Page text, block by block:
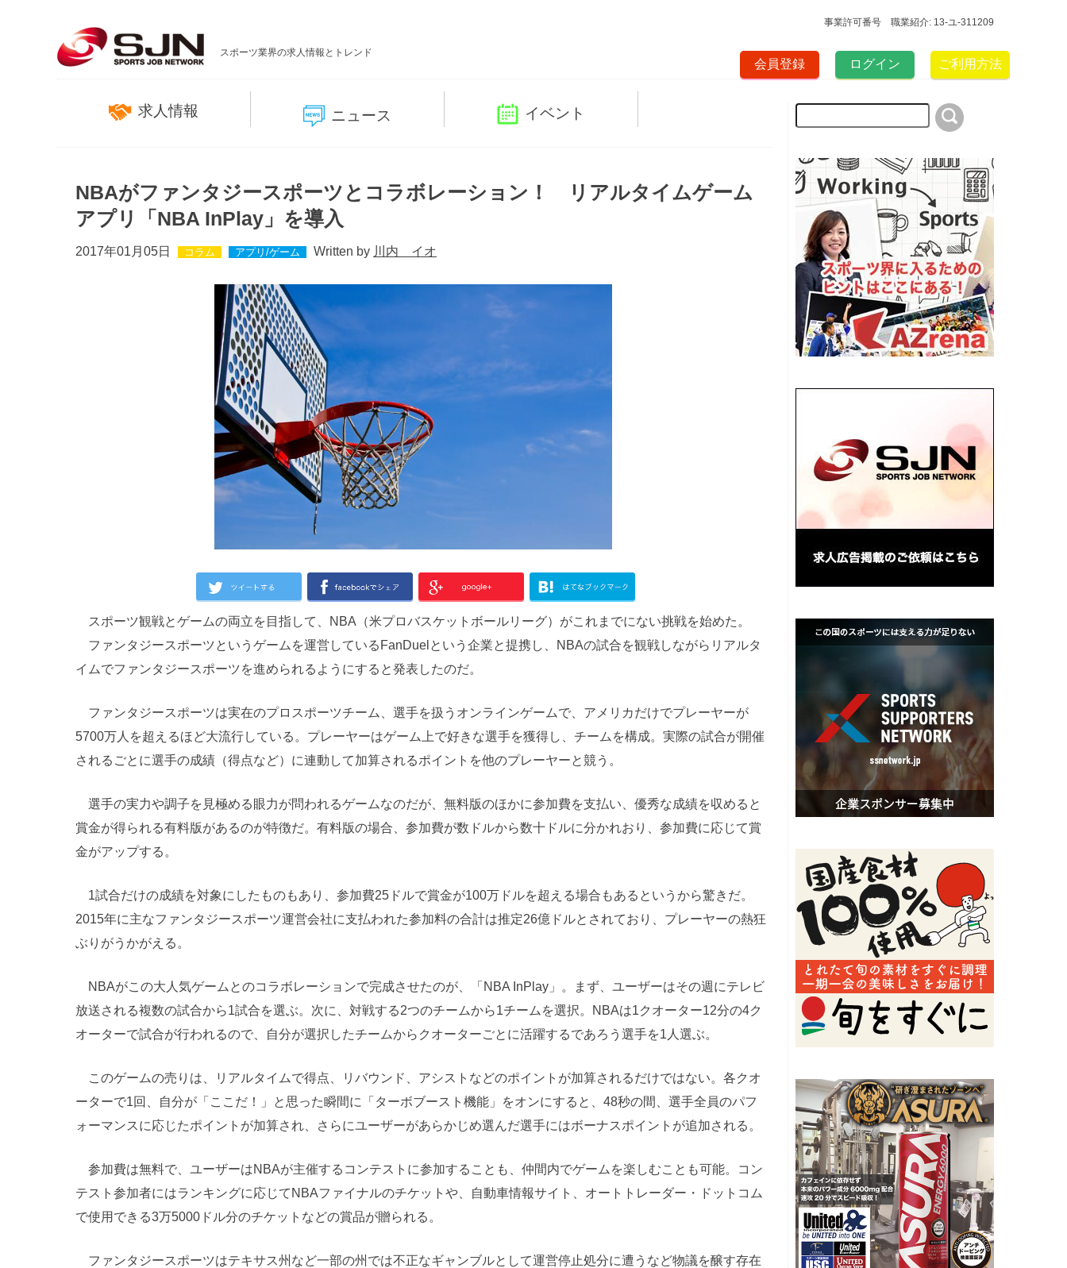
事業許可番号 職業紹介: 13-ユ-311209
スポーツ業界の求人情報とトレンド
会員登録 ログイン ご利用方法
求人情報 ニュース イベント
NBAがファンタジースポーツとコラボレーション！ リアルタイムゲーム
アプリ「NBA InPlay」を導入
2017年01月05日 コラム アプリ/ゲーム Written by 川内 イオ
スポーツ観戦とゲームの両立を目指して、NBA（米プロバスケットボールリーグ）がこれまでにない挑戦を始めた。
ファンタジースポーツというゲームを運営しているFanDuelという企業と提携し、NBAの試合を観戦しながらリアルタ
イムでファンタジースポーツを進められるようにすると発表したのだ。
ファンタジースポーツは実在のプロスポーツチーム、選手を扱うオンラインゲームで、アメリカだけでプレーヤーが
5700万人を超えるほど大流行している。プレーヤーはゲーム上で好きな選手を獲得し、チームを構成。実際の試合が開催
されるごとに選手の成績（得点など）に連動して加算されるポイントを他のプレーヤーと競う。
選手の実力や調子を見極める眼力が問われるゲームなのだが、無料版のほかに参加費を支払い、優秀な成績を収めると
賞金が得られる有料版があるのが特徴だ。有料版の場合、参加費が数ドルから数十ドルに分かれおり、参加費に応じて賞
金がアップする。
1試合だけの成績を対象にしたものもあり、参加費25ドルで賞金が100万ドルを超える場合もあるというから驚きだ。
2015年に主なファンタジースポーツ運営会社に支払われた参加料の合計は推定26億ドルとされており、プレーヤーの熱狂
ぶりがうかがえる。
NBAがこの大人気ゲームとのコラボレーションで完成させたのが、「NBA InPlay」。まず、ユーザーはその週にテレビ
放送される複数の試合から1試合を選ぶ。次に、対戦する2つのチームから1チームを選択。NBAは1クオーター12分の4ク
オーターで試合が行われるので、自分が選択したチームからクオーターごとに活躍するであろう選手を1人選ぶ。
このゲームの売りは、リアルタイムで得点、リバウンド、アシストなどのポイントが加算されるだけではない。各クオ
ーターで1回、自分が「ここだ！」と思った瞬間に「ターボブースト機能」をオンにすると、48秒の間、選手全員のパフ
ォーマンスに応じたポイントが加算され、さらにユーザーがあらかじめ選んだ選手にはボーナスポイントが追加される。
参加費は無料で、ユーザーはNBAが主催するコンテストに参加することも、仲間内でゲームを楽しむことも可能。コン
テスト参加者にはランキングに応じてNBAファイナルのチケットや、自動車情報サイト、オートトレーダー・ドットコム
で使用できる3万5000ドル分のチケットなどの賞品が贈られる。
ファンタジースポーツはテキサス州など一部の州では不正なギャンブルとして運営停止処分に遭うなど物議を醸す存在